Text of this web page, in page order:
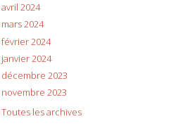
avril 2024
mars 2024
février 2024
janvier 2024
décembre 2023
novembre 2023
Toutes les archives